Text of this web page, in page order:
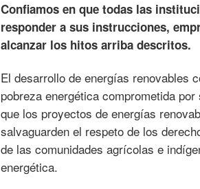
Confiamos en que todas las
responder a sus instrucciones,
alcanzar los hitos arriba descritos.
El desarrollo de energías renovables
pobreza energética comprometida
que los proyectos de energías
salvaguarden el respeto de los
de las comunidades agrícolas e
energética.